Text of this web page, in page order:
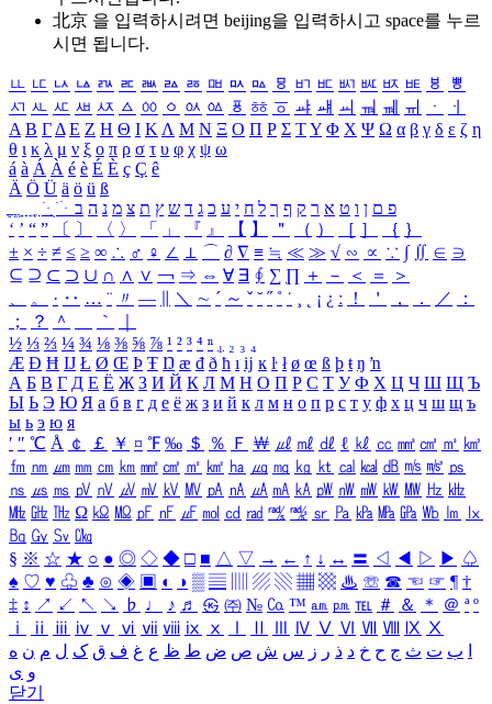
北京 을 입력하시려면 beijing을 입력하시고 space를 누르
시면 됩니다.
ㅥ ㅦ ㅧ ㅨ ㅩ ㅪ ㅫ ㅬ ㅭ ㅮ ㅯ ㅰ ㅱ ㅲ ㅳ ㅴ ㅵ ㅶ ㅷ ㅸ
ㅹ
ㅺ ㅻ ㅼ ㅽ ㅾ ㅿ ㆀ ㆁ ㆂ ㆃ ㆄ ㆅ ㆆ ㆇ ㆈ ㆉ ㆊ ㆋ ㆌ ㆍ
ㆎ
Α Β ΓΔ Ε Ζ Η Θ Ι ΚΛ Μ Ν Ξ Ο Π Ρ Σ ΤΥ Φ Χ Ψ Ω α β γ δ ε ζ η
θ ι κ λ μ ν ξ ο π ρ σ τ υ φ χ ψ ω
á à Á À é è É È ç Ç ê
Ä Ö Ü ä ö ü ß
ִֶֹ ֻּ ׁׂ פ ם ן ו ט א ר ק ף ך ל ח י ע כ ג ד ש ץ ת צ מ נ ה ב
‘ ’ “ ” 〔 〕 〈 〉 「 」 『 』 【 】 ＂ （ ） ［ ］ ｛ ｝
± × ÷ ≠ ≤ ≥ ∞ ∴ ♂ ♀ ∠ ⊥ ⌒ ∂ ∇ ≡ ≒ ≪ ≫ √ ∽ ∝ ∵ ∫ ∬ ∈ ∋
⊆ ⊇ ⊂ ⊃ ∪ ∩ ∧ ∨ ￢ ⇒ ⇔ ∀ ∃ ∮ ∑ ∏ ＋ － ＜ ＝
＞
、
。 · ‥ … ¨ 〃 ― ＼ ∼ ´ ～ ˇ ˘ ˝ ˚ ˙ ¸ ¡ ¿ ː ！ ＇ ， ． ／
：
；
？ ＾ ｀
½ ⅓ ⅔ ¼ ¾ ⅛ ⅜ ⅝ ⅞ ¹ ² ³ ⁴ ⁿ ₁ ₂ ₃ ₄
Æ Ð Ħ Ĳ Ł Ø Œ Þ Ŧ Ŋ æ đ ð ħ ı ĳ ĸ ŀ ł ø œ ß þ ŧ ŋ ŉ
А Б В Г Д Е Ё Ж З И Й К Л М Н О П Р С Т У Ф Х Ц Ч Ш Щ Ъ
Ы Ь Э Ю Я а б в г д е ё ж з и й к л м н о п р с т у ф х ц ч ш щ ъ
ы ь э ю я
′ ″ ℃ Å ￠ ￡ ￥ ¤ ℉ ‰ ＄ ％ Ｆ ￦ ㎕ ㎖ ㎗ ℓ ㎘ ㏄ ㎣ ㎤ ㎥ ㎦
㎙ ㎚ ㎛ ㎜ ㎝ ㎞ ㎟ ㎠ ㎡ ㎢ ㏊ ㎍ ㎎ ㎏ ㏏ ㎈ ㎉ ㏈ ㎧ ㎨ ㎰
㎱ ㎲ ㎳ ㎴ ㎵ ㎶ ㎷ ㎸ ㎹ ㎀ ㎁ ㎂ ㎃ ㎄ ㎺ ㎻ ㎽ ㎾ ㎿ ㎐ ㎑
㎒ ㎓ ㎔ Ω ㏀ ㏁ ㎊ ㎋ ㎌ ㏖ ㏅ ㎭ ㎮ ㎯ ㏛ ㎩ ㎪ ㎫ ㎬ ㏝ ㏐
㏓
㏃ ㏉ ㏜ ㏆
§ ※ ☆ ★ ○ ● ◎ ◇ ◆ □ ■ △ ▽ → ← ↑ ↓ ↔ 〓 ◁ ◀ ▷ ▶ ♤
♠ ♡ ♥ ♧ ♣ ⊙ ◈ ▣ ◐ ◑ ▒ ▤ ▨ ▧ ▦ ▩ ♨ ☏ ☎ ☜ ☞ ¶ †
‡ ↕ ↗ ↙ ↖ ↘ ♭ ♩ ♪ ♬ ㉿ ㈜ № ㏇ ™ ㏂ ㏘ ℡ ＃ ＆ ＊ ＠ ª º
ⅰ
ⅱ ⅲ ⅳ ⅴ ⅵ ⅶ ⅷ ⅸ ⅹ Ⅳ Ⅴ Ⅵ Ⅶ Ⅷ Ⅸ Ⅹ
ب ت ث ج ح خ د ذ ر ز س ش ص ض ط ظ ع غ ف ق ک ل م ن ه
و ی
닫기